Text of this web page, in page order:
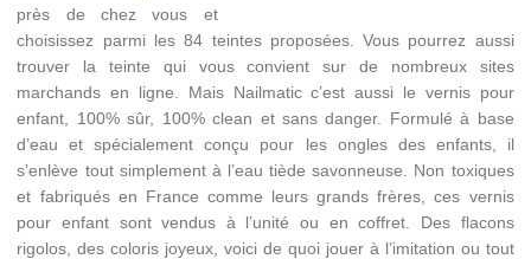
près de chez vous et
choisissez parmi les 84 teintes proposées. Vous pourrez aussi
trouver la teinte qui vous convient sur de nombreux sites
marchands en ligne. Mais Nailmatic c’est aussi le vernis pour
enfant, 100% sûr, 100% clean et sans danger. Formulé à base
d’eau et spécialement conçu pour les ongles des enfants, il
s’enlève tout simplement à l’eau tiède savonneuse. Non toxiques
et fabriqués en France comme leurs grands frères, ces vernis
pour enfant sont vendus à l’unité ou en coffret. Des flacons
rigolos, des coloris joyeux, voici de quoi jouer à l’imitation ou tout